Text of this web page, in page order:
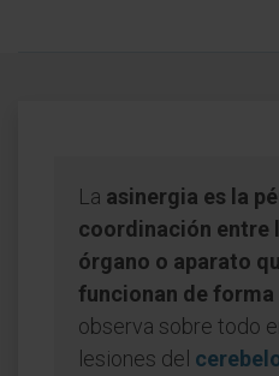
La asinergia es la
coordinación entre
órgano o aparato
funcionan de
observa sobre todo
lesiones del